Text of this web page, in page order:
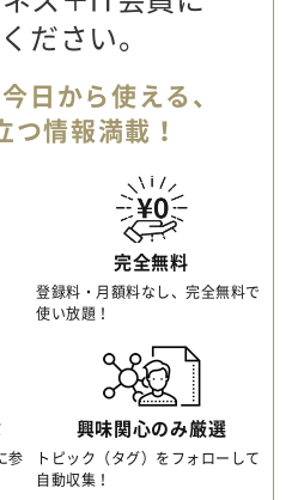
ださい。
日から使える、
つ情報満載！
完全無料
登録料・月額料なし、完全無料で
使い放題！
参
興味関心のみ厳選
トピック（タグ）をフォローして
自動収集！